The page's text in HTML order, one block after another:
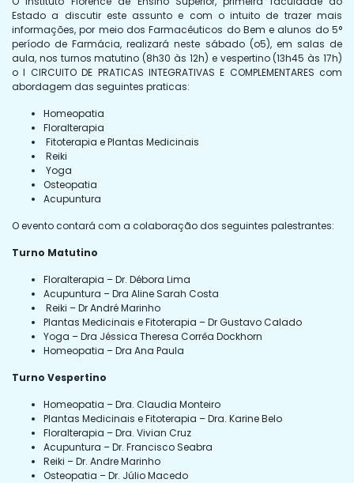
Estado a discutir este assunto e com o intuito de trazer mais
informações, por meio dos Farmacêuticos do Bem e alunos do 5°
período de Farmácia, realizará neste sábado (o5), em salas de
aula, nos turnos matutino (8h30 às 12h) e vespertino (13h45 às 17h)
o I CIRCUITO DE PRATICAS INTEGRATIVAS E COMPLEMENTARES com
abordagem das seguintes praticas:
Homeopatia
Floralterapia
Fitoterapia e Plantas Medicinais
Reiki
Yoga
Osteopatia
Acupuntura
O evento contará com a colaboração dos seguintes palestrantes:
Turno Matutino
Floralterapia – Dr. Débora Lima
Acupuntura – Dra Aline Sarah Costa
Reiki – Dr André Marinho
Plantas Medicinais e Fitoterapia – Dr Gustavo Calado
Yoga – Dra Jéssica Theresa Corrêa Dockhorn
Homeopatia – Dra Ana Paula
Turno Vespertino
Homeopatia – Dra. Claudia Monteiro
Plantas Medicinais e Fitoterapia – Dra. Karine Belo
Floralterapia – Dra. Vivian Cruz
Acupuntura – Dr. Francisco Seabra
Reiki – Dr. Andre Marinho
Osteopatia – Dr. Júlio Macedo